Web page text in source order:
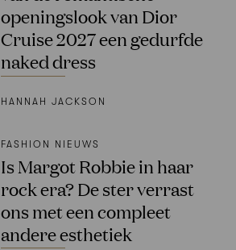
openingslook van Dior
Cruise 2027 een gedurfde
naked dress
HANNAH JACKSON
FASHION NIEUWS
Is Margot Robbie in haar
rock era? De ster verrast
ons met een compleet
andere esthetiek